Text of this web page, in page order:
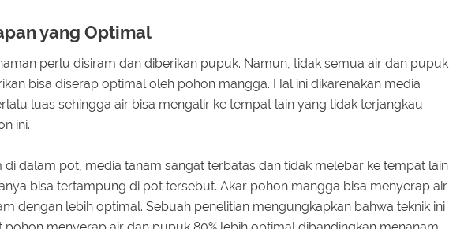
yang Optimal
perlu disiram dan diberikan pupuk. Namun, tidak semua air dan pupuk
bisa diserap optimal oleh pohon mangga. Hal ini dikarenakan media
luas sehingga air bisa mengalir ke tempat lain yang tidak terjangkau
ini.
di dalam pot, media tanam sangat terbatas dan tidak melebar ke tempat lain
bisa tertampung di pot tersebut. Akar pohon mangga bisa menyerap air
dengan lebih optimal. Sebuah penelitian mengungkapkan bahwa teknik ini